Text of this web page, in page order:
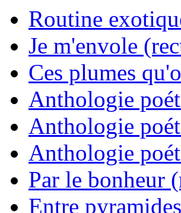
Routine
Je m'envole
Ces plumes
Anthologie
Anthologie
Anthologie
Par le bonheur
Entre